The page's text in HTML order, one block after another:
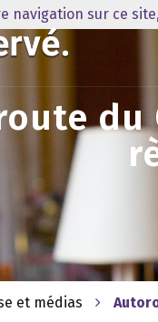
du
et médias
navigation sur ce